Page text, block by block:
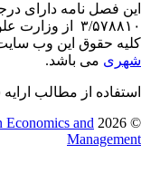
فصل نامه دارای
وزارت علوم ،تحقیقات فناوری است .
حقوق این وب سایت
می باشد.
از مطالب ارایه
©
Economics and